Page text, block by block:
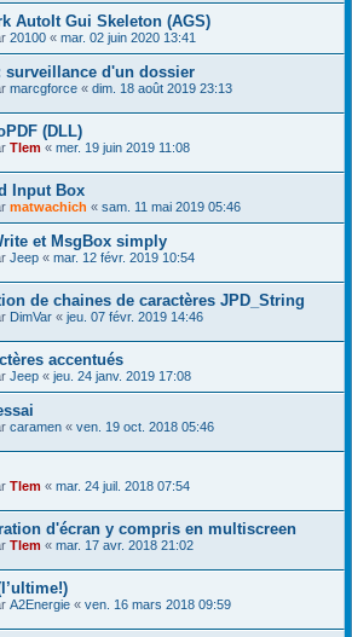
AutoIt Gui Skeleton (AGS)
20100 « mar. 02 juin 2020 13:41
surveillance d'un dossier
marcgforce « dim. 18 août 2019 23:13
(DLL)
Tlem « mer. 19 juin 2019 11:08
Input Box
matwachich « sam. 11 mai 2019 05:46
et MsgBox simply
Jeep « mar. 12 févr. 2019 10:54
de chaines de caractères JPD_String
DimVar « jeu. 07 févr. 2019 14:46
accentués
Jeep « jeu. 24 janv. 2019 17:08
caramen « ven. 19 oct. 2018 05:46
Tlem « mar. 24 juil. 2018 07:54
d'écran y compris en multiscreen
Tlem « mar. 17 avr. 2018 21:02
A2Energie « ven. 16 mars 2018 09:59